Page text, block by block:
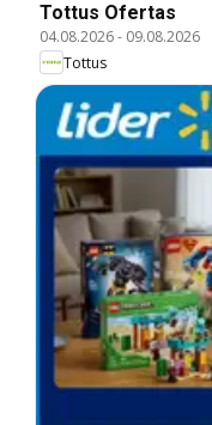
Tottus Ofertas
04.08.2026- 09.08.2026
Tottus